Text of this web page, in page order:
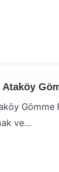
Ataköy
ve…